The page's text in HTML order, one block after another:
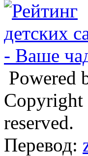
Powered
reserved.
Перевод: